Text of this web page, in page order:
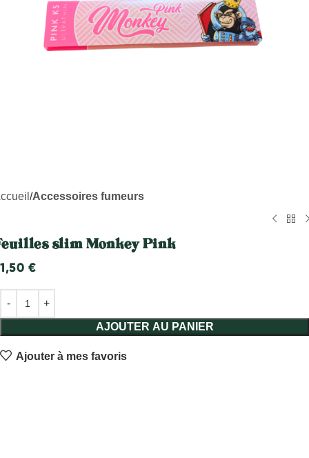
Accessoires fumeurs
slim Monkey Pink
1,50 €
AJOUTER AU PANIER
Ajouter à mes favoris